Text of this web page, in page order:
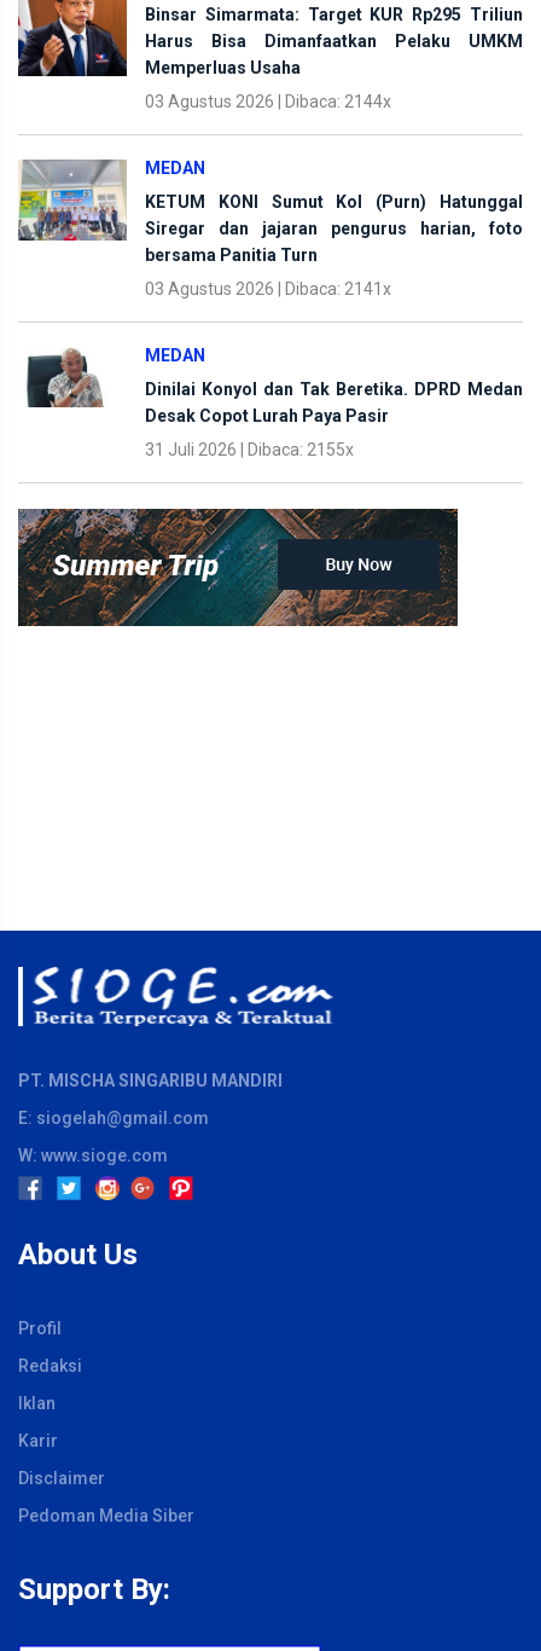
Binsar Simarmata: Target KUR Rp295 Triliun
Harus Bisa Dimanfaatkan Pelaku UMKM
Memperluas Usaha
03 Agustus 2026 | Dibaca: 2144x
MEDAN
KETUM KONI Sumut Kol (Purn) Hatunggal
Siregar dan jajaran pengurus harian, foto
bersama Panitia Turn
03 Agustus 2026 | Dibaca: 2141x
MEDAN
Dinilai Konyol dan Tak Beretika. DPRD Medan
Desak Copot Lurah Paya Pasir
31 Juli 2026 | Dibaca: 2155x
PT. MISCHA SINGARIBU MANDIRI
E: siogelah@gmail.com
W: www.sioge.com
About Us
Profil
Redaksi
Iklan
Karir
Disclaimer
Pedoman Media Siber
Support By: